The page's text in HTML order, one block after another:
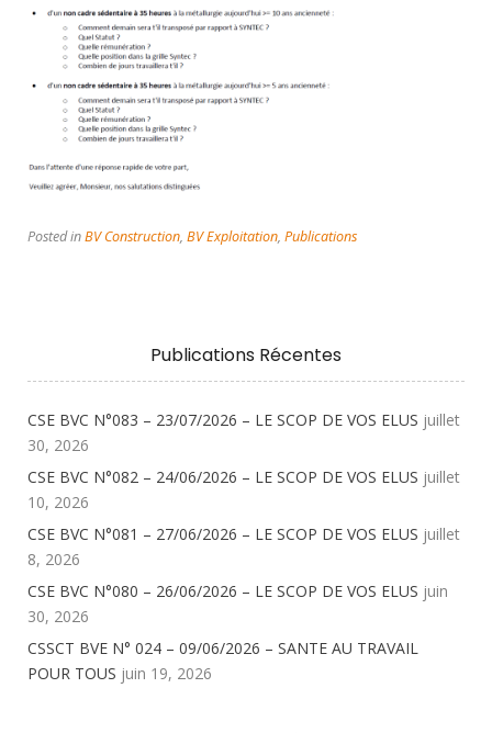
Posted inBV Construction, BV Exploitation, Publications
Publications Récentes
CSE BVC N°083 – 23/07/2026 – LE SCOP DE VOS ELUS juillet
30, 2026
CSE BVC N°082 – 24/06/2026 – LE SCOP DE VOS ELUS juillet
10, 2026
CSE BVC N°081 – 27/06/2026 – LE SCOP DE VOS ELUS juillet
8, 2026
CSE BVC N°080 – 26/06/2026 – LE SCOP DE VOS ELUS juin
30, 2026
CSSCT BVE N° 024 – 09/06/2026 – SANTE AU TRAVAIL
POUR TOUS juin 19, 2026